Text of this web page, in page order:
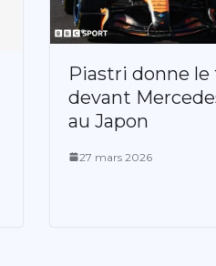
Piastri donne le
devant
au Japon
27 mars 2026